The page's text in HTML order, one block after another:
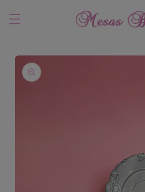
directamente
al contenido
directamente
a la
información